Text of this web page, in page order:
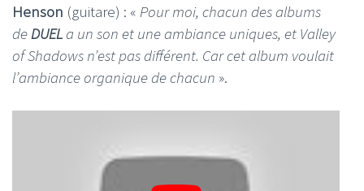
Henson (guitare) : « Pour moi, chacun des albums
deDUELa un son et une ambiance uniques, et Valley
of Shadows n’est pas différent. Car cet album voulait
l’ambiance organique de chacun ».